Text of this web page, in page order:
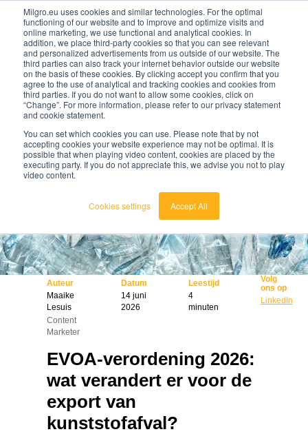
Milgro.eu uses cookies and similar technologies. For the optimal
functioning of our website and to improve and optimize visits and
online marketing, we use functional and analytical cookies. In
addition, we place third-party cookies so that you can see relevant
and personalized advertisements from us outside of our website. The
third parties can also track your internet behavior outside our website
on the basis of these cookies. By clicking accept you confirm that you
agree to the use of analytical and tracking cookies and cookies from
third parties. If you do not want to allow some cookies, click on
“Change”. For more information, please refer to our privacy statement
and cookie statement.
You can set which cookies you can use. Please note that by not
accepting cookies your website experience may not be optimal. It is
possible that when playing video content, cookies are placed by the
executing party. If you do not appreciate this, we advise you not to play
video content.
Cookies settings Accept All
nederlands
english
nl
🔥Grondstoffen worden schaarser en duurder. Weet
jij waar jouw organisatie kwetsbaar is en wat je
eraan kunt doen?
Bekijk de Grondstoffenbarometer
Auteur
Maaike
Lesuis
Content
Marketer
Datum
14 juni
2026
Leestijd
4
minuten
Volg
ons op
LinkedIn
EVOA-verordening 2026:
wat verandert er voor de
export van
kunststofafval?